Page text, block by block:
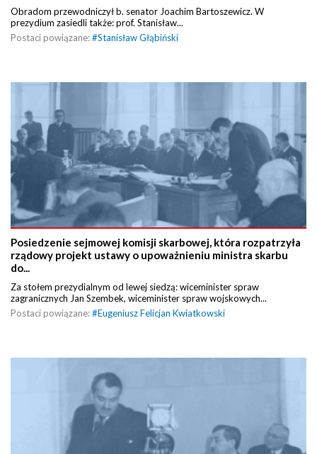
Obradom przewodniczył b. senator Joachim Bartoszewicz. W
prezydium zasiedli także: prof. Stanisław...
Postaci powiązane:#Stanisław Głąbiński
Posiedzenie sejmowej komisji skarbowej, która rozpatrzyła
rządowy projekt ustawy o upoważnieniu ministra skarbu
do...
Za stołem prezydialnym od lewej siedzą: wiceminister spraw
zagranicznych Jan Szembek, wiceminister spraw wojskowych...
Postaci powiązane:#Eugeniusz Felicjan Kwiatkowski